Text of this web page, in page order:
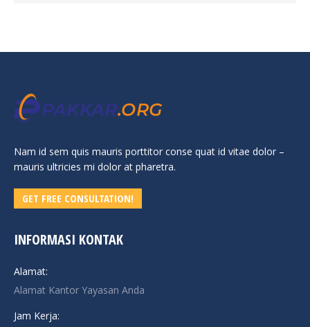
Nam id sem quis mauris porttitor conse quat id vitae dolor –
mauris ultricies mi dolor at pharetra.
GET FREE CONSULTATION!
INFORMASI KONTAK
Alamat:
Alamat Kantor Yayasan Anda
Jam Kerja: